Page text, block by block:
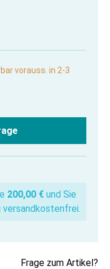
vorauss. in 2-3
200,00 € und Sie
Frage zum Artikel?